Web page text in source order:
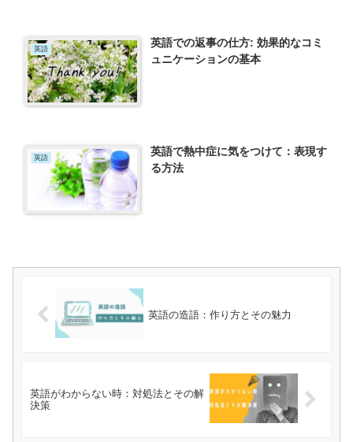
英語
英語での返事の仕方: 効果的なコミ
ュニケーションの基本
英語
英語で熱中症に気をつけて：表現す
る方法
英語の造語：作り方とその魅力
英語がわからない時：対処法とその解
決策